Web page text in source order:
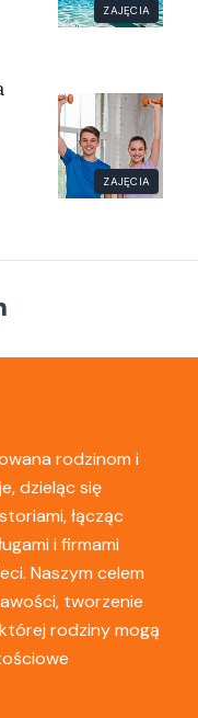
ZAJĘCIA
ZAJĘCIA
rodzinom i
dzieląc się
łącząc
i firmami
Naszym celem
tworzenie
rodziny mogą